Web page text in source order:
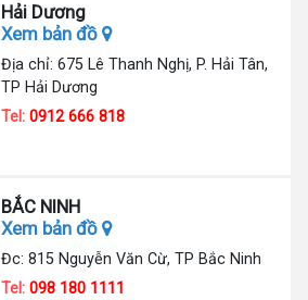
Hải Dương
Xem bản đồ
Địa chỉ: 675 Lê Thanh Nghị, P. Hải Tân,
TP Hải Dương
Tel:0912 666 818
BẮC NINH
Xem bản đồ
Đc: 815 Nguyễn Văn Cừ, TP Bắc Ninh
Tel:098 180 1111